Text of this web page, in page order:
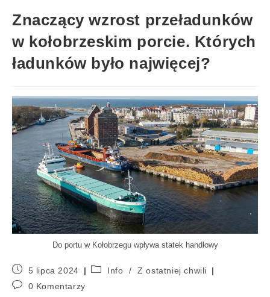
Znaczący wzrost przeładunków
w kołobrzeskim porcie. Których
ładunków było najwięcej?
Do portu w Kołobrzegu wpływa statek handlowy
5 lipca 2024 Info /
Z ostatniej chwili
0 Komentarzy